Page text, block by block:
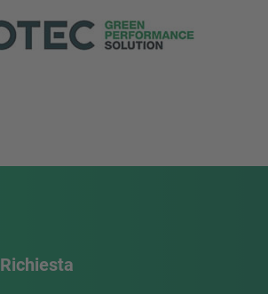
Richiesta